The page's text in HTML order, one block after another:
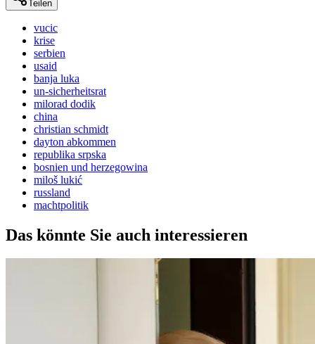
Teilen
vucic
krise
serbien
usaid
banja luka
un-sicherheitsrat
milorad dodik
china
christian schmidt
dayton abkommen
republika srpska
bosnien und herzegowina
miloš lukić
russland
machtpolitik
Das könnte Sie auch interessieren